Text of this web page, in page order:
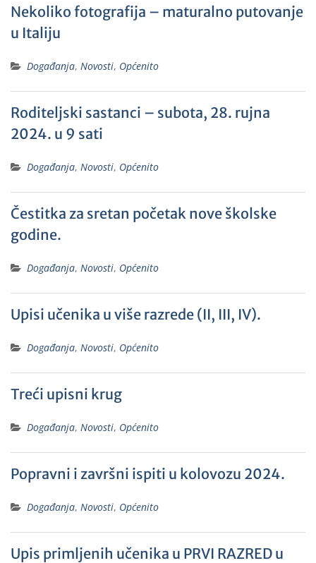
Nekoliko fotografija – maturalno putovanje
u Italiju
Događanja, Novosti, Općenito
Roditeljski sastanci – subota, 28. rujna
2024. u 9 sati
Događanja, Novosti, Općenito
Čestitka za sretan početak nove školske
godine.
Događanja, Novosti, Općenito
Upisi učenika u više razrede (II, III, IV).
Događanja, Novosti, Općenito
Treći upisni krug
Događanja, Novosti, Općenito
Popravni i završni ispiti u kolovozu 2024.
Događanja, Novosti, Općenito
Upis primljenih učenika u PRVI RAZRED u